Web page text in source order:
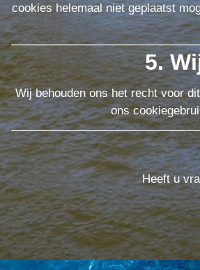
cookies helemaal niet geplaatst
5.
Wij behouden ons het recht voor
ons
Heeft u